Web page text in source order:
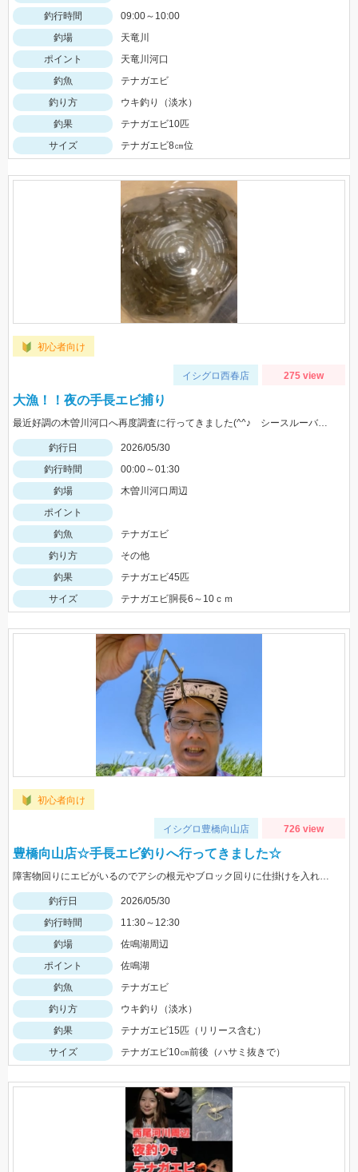
釣行時間
09:00～10:00
釣場
天竜川
ポイント
天竜川河口
釣魚
テナガエビ
釣り方
ウキ釣り（淡水）
釣果
テナガエビ10匹
サイズ
テナガエビ8㎝位
初心者向け
イシグロ西春店 275 view
大漁！！夜の手長エビ捕り
最近好調の木曽川河口へ再度調査に行ってきました(^^♪ シースルーバケツとエビ捕り網を持って１時間ほどで なんと45匹捕れました！
釣行日
2026/05/30
釣行時間
00:00～01:30
釣場
木曽川河口周辺
ポイント
釣魚
テナガエビ
釣り方
その他
釣果
テナガエビ45匹
サイズ
テナガエビ胴長6～10ｃｍ
初心者向け
イシグロ豊橋向山店 726 view
豊橋向山店☆手長エビ釣りへ行ってきました☆
障害物回りにエビがいるのでアシの根元やブロック回りに仕掛けを入れよう。またエビは底を這っているのでエサは必ず底に付くようにウキ下の調整をして下さいね。
釣行日
2026/05/30
釣行時間
11:30～12:30
釣場
佐鳴湖周辺
ポイント
佐鳴湖
釣魚
テナガエビ
釣り方
ウキ釣り（淡水）
釣果
テナガエビ15匹（リリース含む）
サイズ
テナガエビ10㎝前後（ハサミ抜きで）